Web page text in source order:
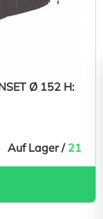
Ø 152 H:
Auf Lager / 21